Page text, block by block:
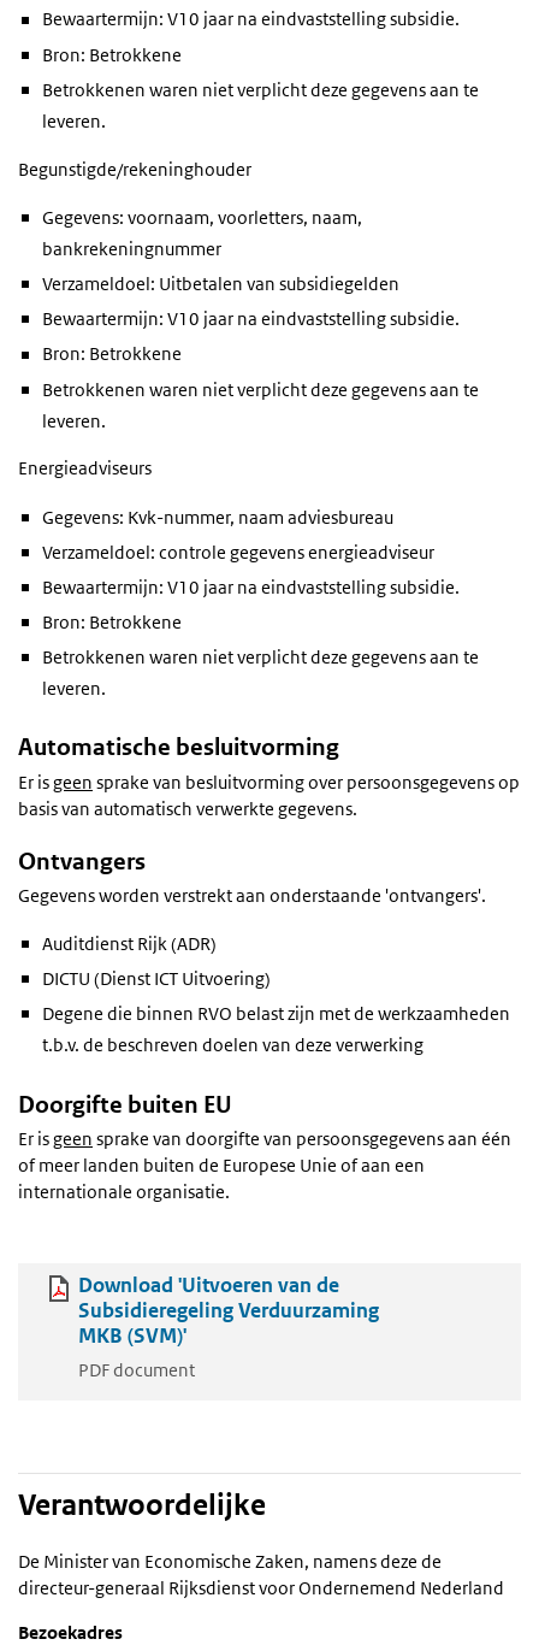
Bewaartermijn: V10 jaar na eindvaststelling subsidie.
Bron: Betrokkene
Betrokkenen waren niet verplicht deze gegevens aan te
leveren.
Begunstigde/rekeninghouder
Gegevens: voornaam, voorletters, naam,
bankrekeningnummer
Verzameldoel: Uitbetalen van subsidiegelden
Bewaartermijn: V10 jaar na eindvaststelling subsidie.
Bron: Betrokkene
Betrokkenen waren niet verplicht deze gegevens aan te
leveren.
Energieadviseurs
Gegevens: Kvk-nummer, naam adviesbureau
Verzameldoel: controle gegevens energieadviseur
Bewaartermijn: V10 jaar na eindvaststelling subsidie.
Bron: Betrokkene
Betrokkenen waren niet verplicht deze gegevens aan te
leveren.
Automatische besluitvorming
Er isgeen sprake van besluitvorming over persoonsgegevens op
basis van automatisch verwerkte gegevens.
Ontvangers
Gegevens worden verstrekt aan onderstaande 'ontvangers'.
Auditdienst Rijk (ADR)
DICTU (Dienst ICT Uitvoering)
Degene die binnen RVO belast zijn met de werkzaamheden
t.b.v. de beschreven doelen van deze verwerking
Doorgifte buiten EU
Er isgeen sprake van doorgifte van persoonsgegevens aan één
of meer landen buiten de Europese Unie of aan een
internationale organisatie.
Download 'Uitvoeren van de
Subsidieregeling Verduurzaming
MKB (SVM)'
PDF document
Verantwoordelijke
De Minister van Economische Zaken, namens deze de
directeur-generaal Rijksdienst voor Ondernemend Nederland
Bezoekadres